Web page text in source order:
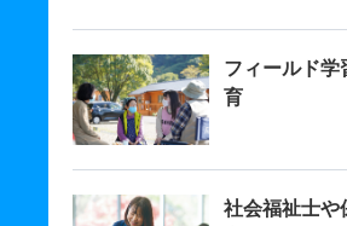
フィールド学
育
社会福祉士や